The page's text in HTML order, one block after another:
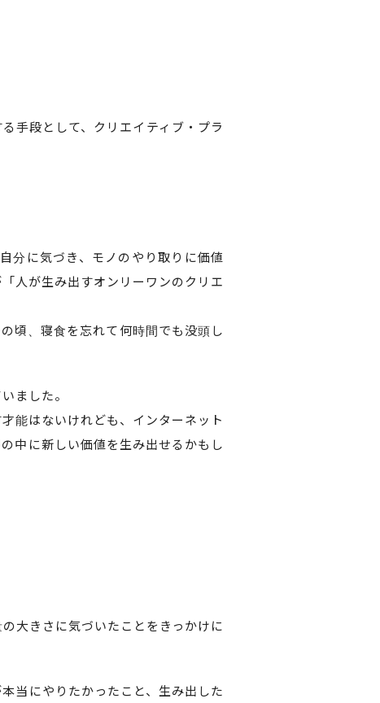
手段として、クリエイティブ・プラ
分に気づき、モノのやり取りに価値
人が生み出すオンリーワンのクリエ
頃、寝食を忘れて何時間でも没頭し
ました。
能はないけれども、インターネット
中に新しい価値を生み出せるかもし
大きさに気づいたことをきっかけに
当にやりたかったこと、生み出した